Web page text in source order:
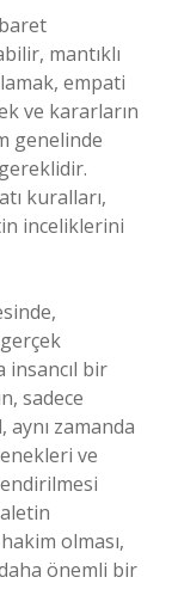
mantıklı
empati
ve kararların
genelinde
kuralları,
inceliklerini
insancıl bir
sadece
aynı zamanda
ve
olması,
önemli bir